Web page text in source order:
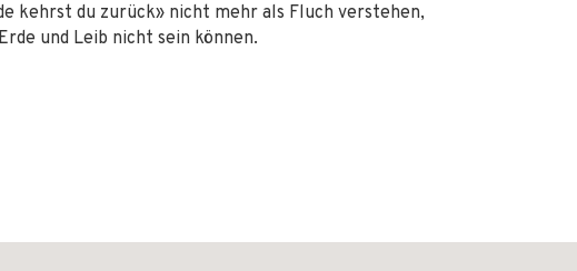
kehrst du zurück» nicht mehr als Fluch verstehen,
und Leib nicht sein können.